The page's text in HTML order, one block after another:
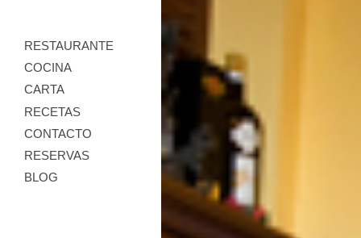
RESTAURANTE
COCINA
CARTA
RECETAS
CONTACTO
RESERVAS
BLOG